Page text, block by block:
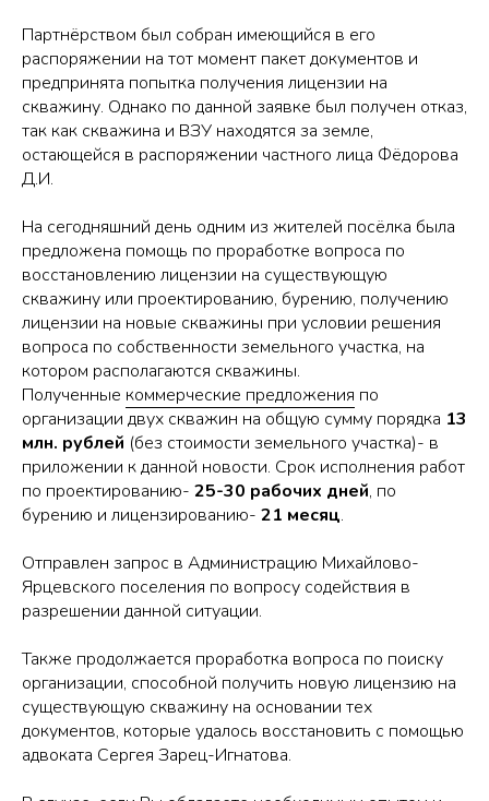
Партнёрством был собран имеющийся в его
распоряжении на тот момент пакет документов и
предпринята попытка получения лицензии на
скважину. Однако по данной заявке был получен отказ,
так как скважина и ВЗУ находятся за земле,
остающейся в распоряжении частного лица Фёдорова
Д.И.
На сегодняшний день одним из жителей посёлка была
предложена помощь по проработке вопроса по
восстановлению лицензии на существующую
скважину или проектированию, бурению, получению
лицензии на новые скважины при условии решения
вопроса по собственности земельного участка, на
котором располагаются скважины.
Полученные коммерческие предложения по
организации двух скважин на общую сумму порядка 13
млн. рублей (без стоимости земельного участка)- в
приложении к данной новости. Срок исполнения работ
по проектированию- 25-30 рабочих дней, по
бурению и лицензированию- 21 месяц.
Отправлен запрос в Администрацию Михайлово-
Ярцевского поселения по вопросу содействия в
разрешении данной ситуации.
Также продолжается проработка вопроса по поиску
организации, способной получить новую лицензию на
существующую скважину на основании тех
документов, которые удалось восстановить с помощью
адвоката Сергея Зарец-Игнатова.